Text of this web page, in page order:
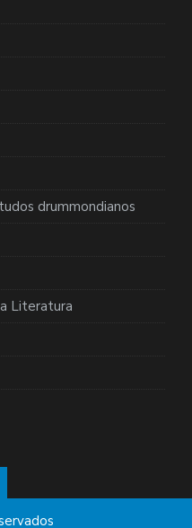
drummondianos
Literatura